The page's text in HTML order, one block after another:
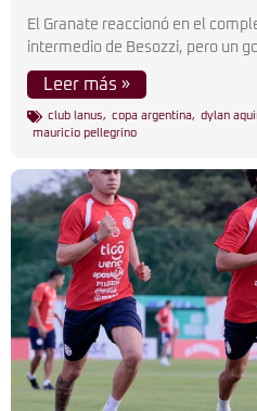
El Granate reaccionó en el
intermedio de Besozzi, pero un
Leer más »
club lanus, copa argentina, dylan
mauricio pellegrino